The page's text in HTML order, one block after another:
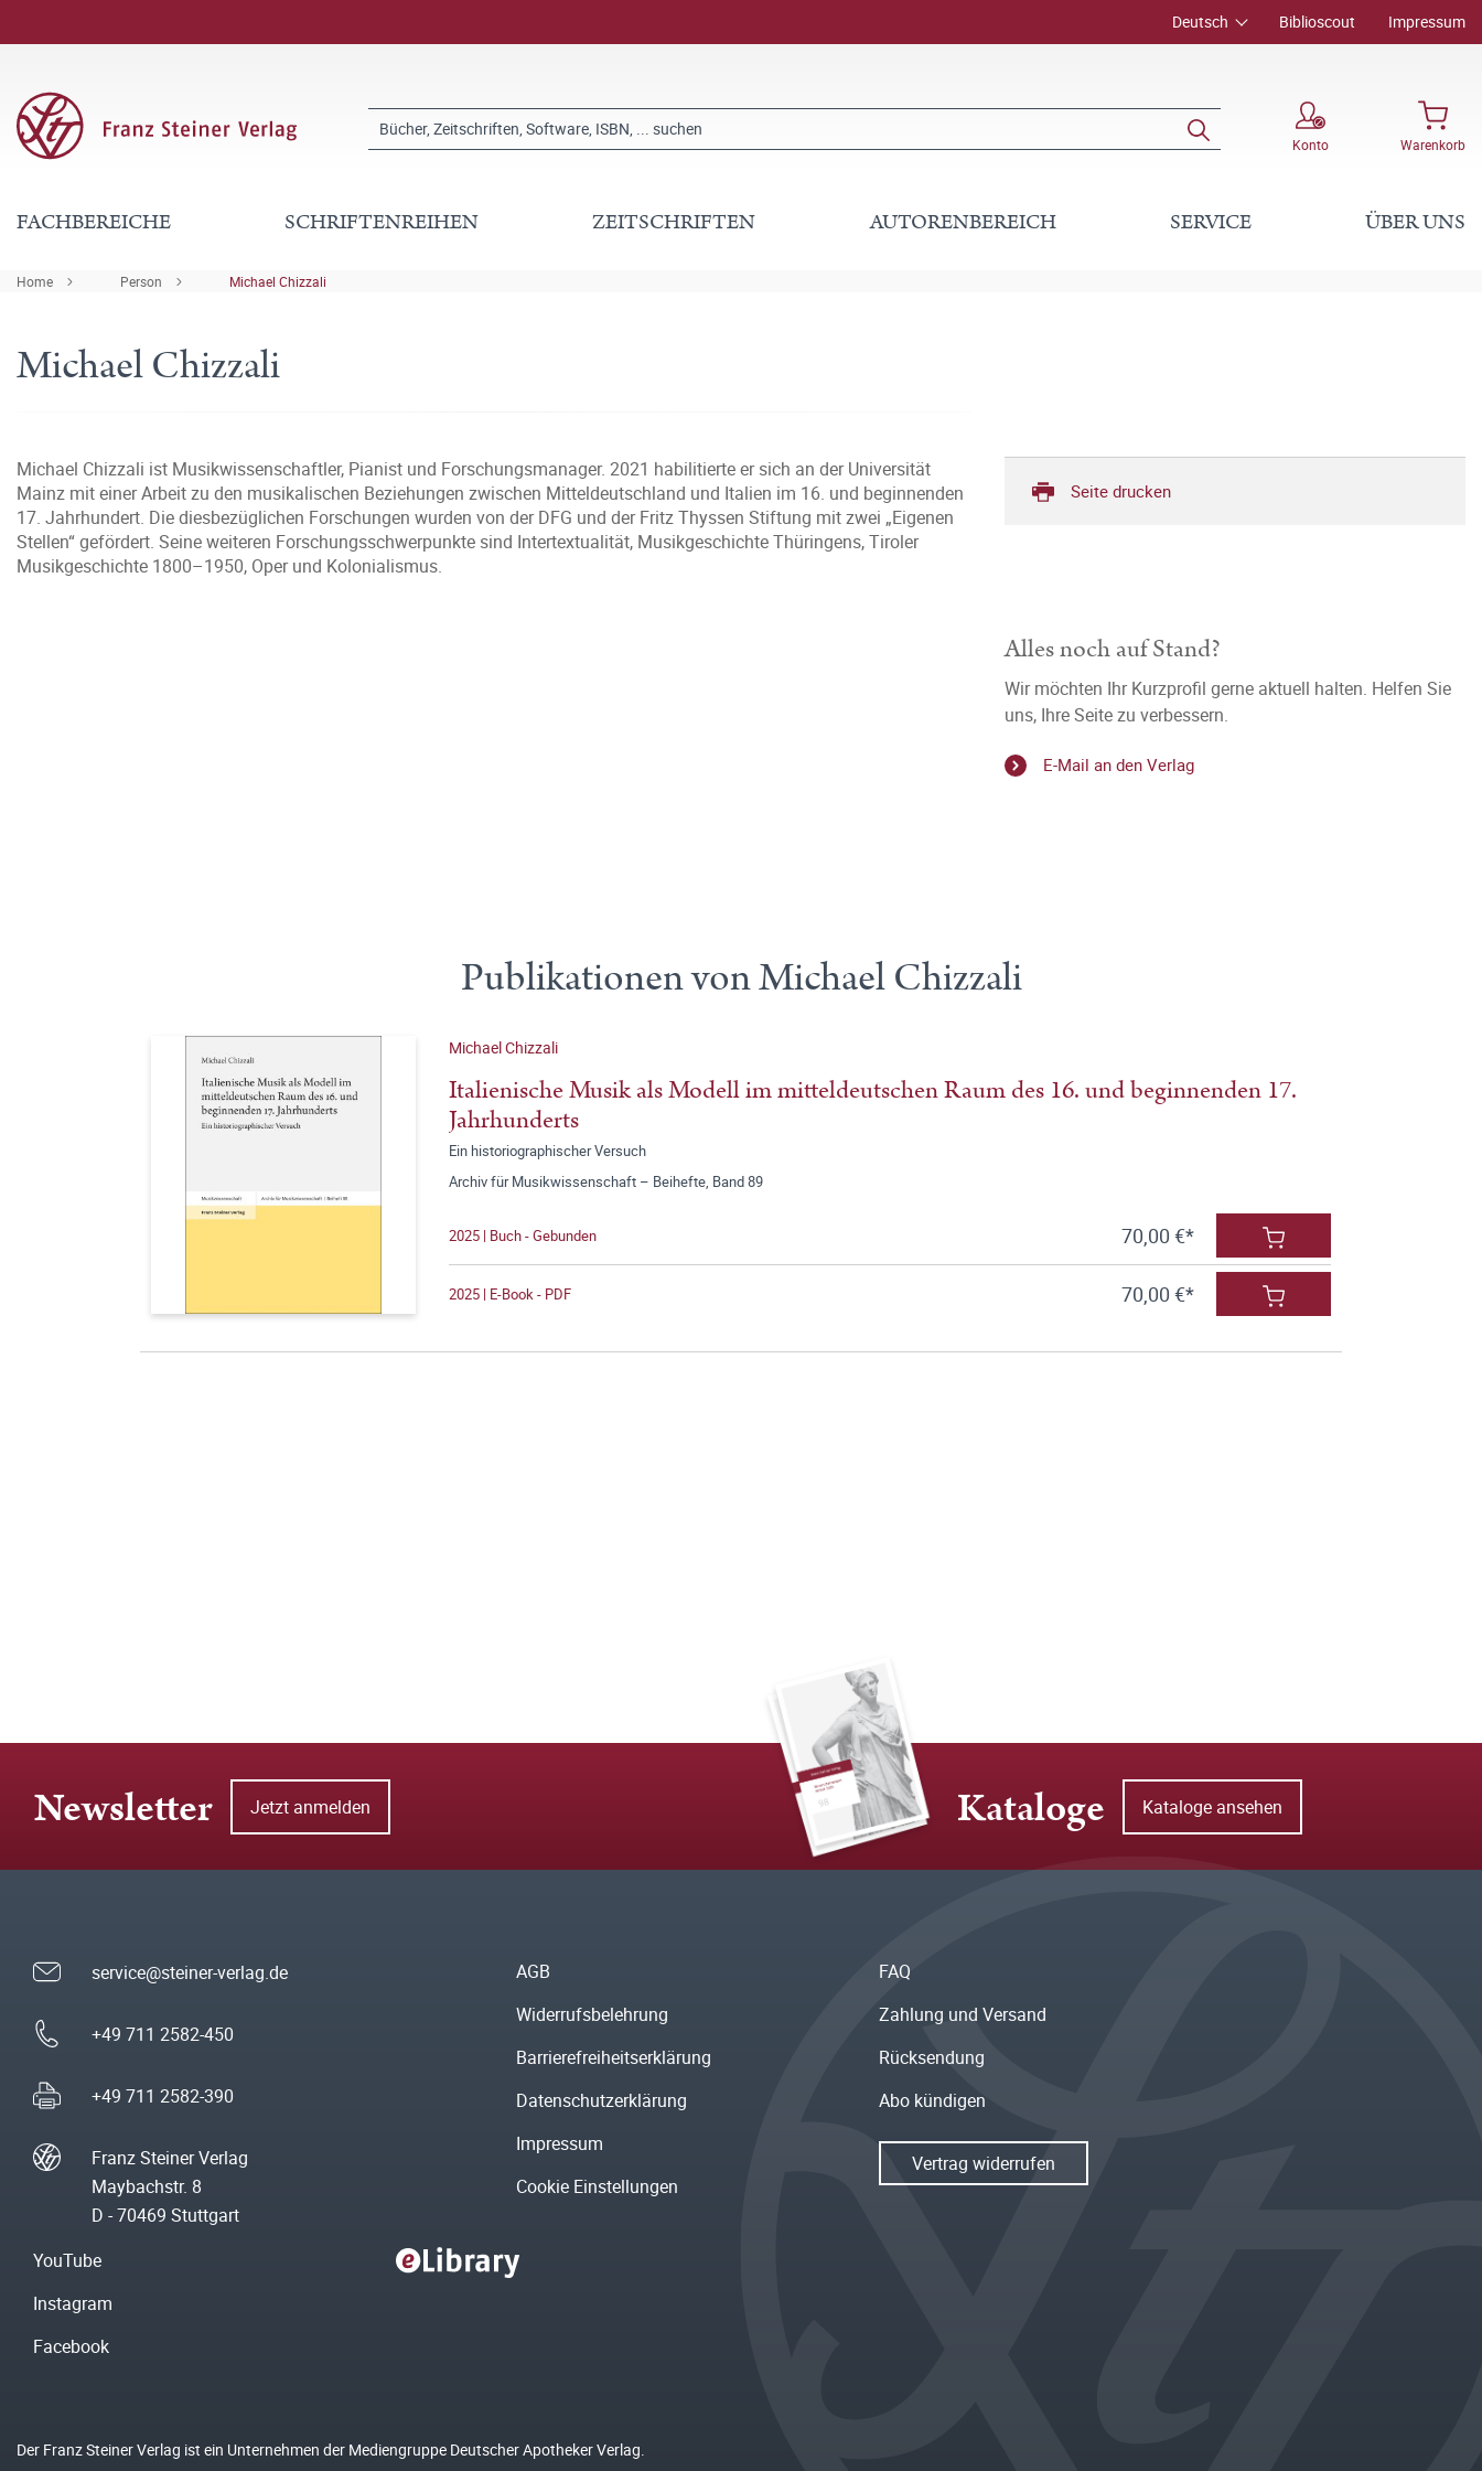
Deutsch Biblioscout Impressum
Konto Warenkorb
FACHBEREICHE SCHRIFTENREIHEN ZEITSCHRIFTEN AUTORENBEREICH SERVICE ÜBER UNS
Home Person Michael Chizzali
Michael Chizzali
Michael Chizzali ist Musikwissenschaftler, Pianist und Forschungsmanager. 2021 habilitierte er sich an der Universität
Mainz mit einer Arbeit zu den musikalischen Beziehungen zwischen Mitteldeutschland und Italien im 16. und beginnenden
17. Jahrhundert. Die diesbezüglichen Forschungen wurden von der DFG und der Fritz Thyssen Stiftung mit zwei „Eigenen
Stellen“ gefördert. Seine weiteren Forschungsschwerpunkte sind Intertextualität, Musikgeschichte Thüringens, Tiroler
Musikgeschichte 1800–1950, Oper und Kolonialismus.
Seite drucken
Alles noch auf Stand?
Wir möchten Ihr Kurzprofil gerne aktuell halten. Helfen Sie
uns, Ihre Seite zu verbessern.
E-Mail an den Verlag
Publikationen von Michael Chizzali
Michael Chizzali
Italienische Musik als Modell im mitteldeutschen Raum des 16. und beginnenden 17.
Jahrhunderts
Ein historiographischer Versuch
Archiv für Musikwissenschaft – Beihefte, Band 89
2025 | Buch - Gebunden 70,00 €*
2025 | E-Book - PDF 70,00 €*
Newsletter Jetzt anmelden Kataloge Kataloge ansehen
service@steiner-verlag.de
+49 711 2582-450
+49 711 2582-390
Franz Steiner Verlag
Maybachstr. 8
D - 70469 Stuttgart
AGB
Widerrufsbelehrung
Barrierefreiheitserklärung
Datenschutzerklärung
Impressum
Cookie Einstellungen
FAQ
Zahlung und Versand
Rücksendung
Abo kündigen
Vertrag widerrufen
YouTube
Instagram
Facebook
Der Franz Steiner Verlag ist ein Unternehmen der Mediengruppe Deutscher Apotheker Verlag.